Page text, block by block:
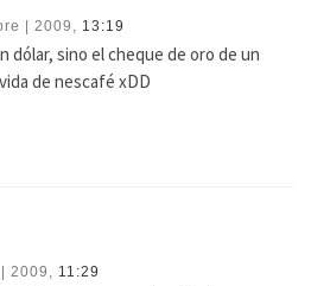
| 2009, 13:19
dólar, sino el cheque de oro de un
de nescafé xDD
2009, 11:29